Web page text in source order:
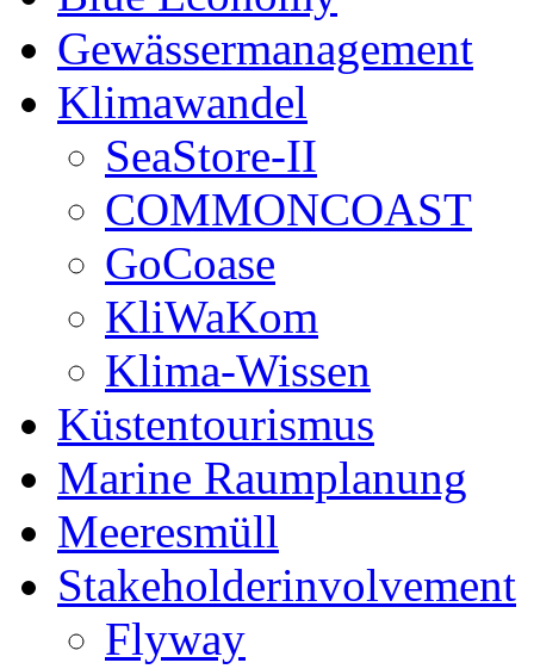
Gewässermanagement
Klimawandel
SeaStore-II
COMMONCOAST
GoCoase
KliWaKom
Klima-Wissen
Küstentourismus
Marine Raumplanung
Meeresmüll
Stakeholderinvolvement
Flyway